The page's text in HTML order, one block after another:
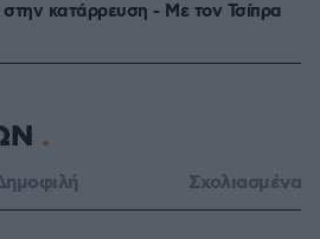
κατάρρευση - Με τον Τσίπρα
Σχολιασμένα